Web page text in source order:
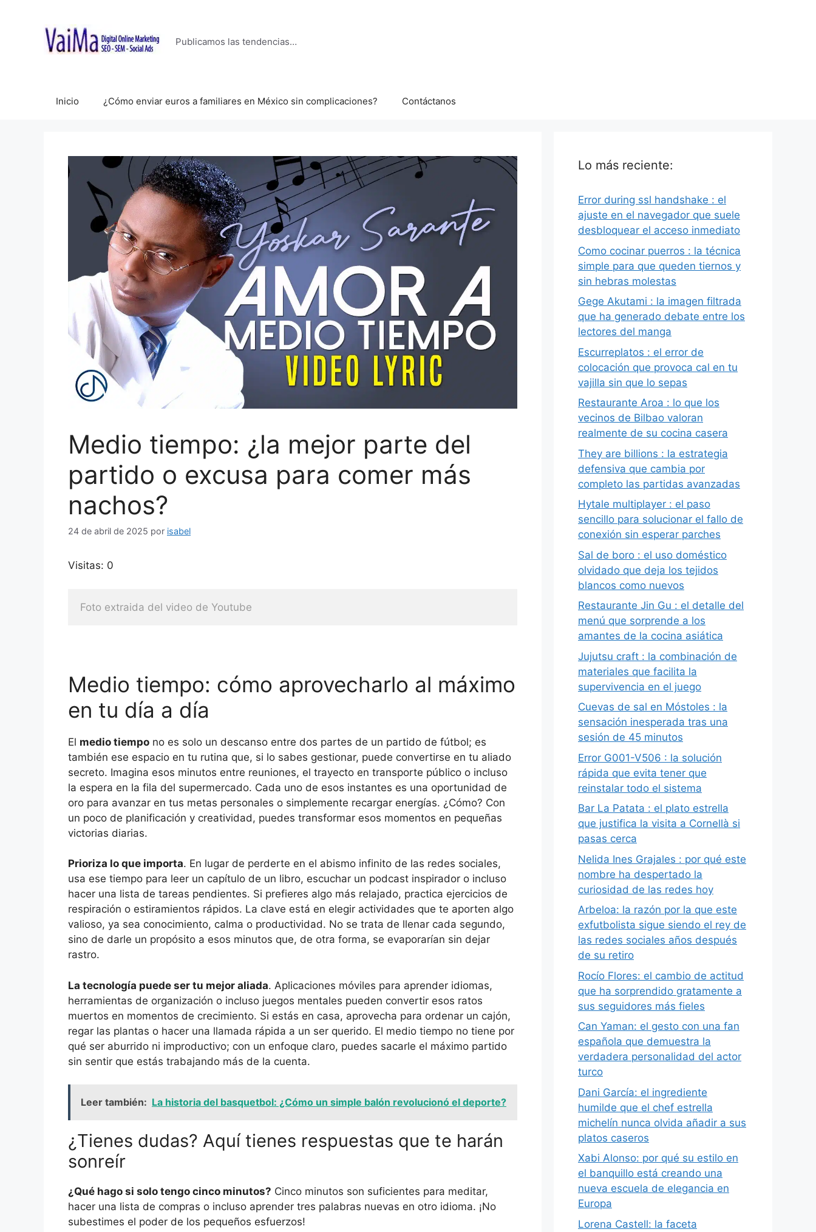
contenido
Publicamos las tendencias…
Inicio ¿Cómo enviar euros a familiares en México sin complicaciones? Contáctanos
Medio tiempo: ¿la mejor parte del
partido o excusa para comer más
nachos?
24 de abril de 2025 por isabel
Visitas: 0
Foto extraida del video de Youtube
Medio tiempo: cómo aprovecharlo al máximo
en tu día a día
El medio tiempo no es solo un descanso entre dos partes de un partido de fútbol; es
también ese espacio en tu rutina que, si lo sabes gestionar, puede convertirse en tu aliado
secreto. Imagina esos minutos entre reuniones, el trayecto en transporte público o incluso
la espera en la fila del supermercado. Cada uno de esos instantes es una oportunidad de
oro para avanzar en tus metas personales o simplemente recargar energías. ¿Cómo? Con
un poco de planificación y creatividad, puedes transformar esos momentos en pequeñas
victorias diarias.
Prioriza lo que importa. En lugar de perderte en el abismo infinito de las redes sociales,
usa ese tiempo para leer un capítulo de un libro, escuchar un podcast inspirador o incluso
hacer una lista de tareas pendientes. Si prefieres algo más relajado, practica ejercicios de
respiración o estiramientos rápidos. La clave está en elegir actividades que te aporten algo
valioso, ya sea conocimiento, calma o productividad. No se trata de llenar cada segundo,
sino de darle un propósito a esos minutos que, de otra forma, se evaporarían sin dejar
rastro.
La tecnología puede ser tu mejor aliada. Aplicaciones móviles para aprender idiomas,
herramientas de organización o incluso juegos mentales pueden convertir esos ratos
muertos en momentos de crecimiento. Si estás en casa, aprovecha para ordenar un cajón,
regar las plantas o hacer una llamada rápida a un ser querido. El medio tiempo no tiene por
qué ser aburrido ni improductivo; con un enfoque claro, puedes sacarle el máximo partido
sin sentir que estás trabajando más de la cuenta.
Leer también: La historia del basquetbol: ¿Cómo un simple balón revolucionó el deporte?
¿Tienes dudas? Aquí tienes respuestas que te harán
sonreír
¿Qué hago si solo tengo cinco minutos? Cinco minutos son suficientes para meditar,
hacer una lista de compras o incluso aprender tres palabras nuevas en otro idioma. ¡No
subestimes el poder de los pequeños esfuerzos!
Lo más reciente:
Error during ssl handshake : el
ajuste en el navegador que suele
desbloquear el acceso inmediato
Como cocinar puerros : la técnica
simple para que queden tiernos y
sin hebras molestas
Gege Akutami : la imagen filtrada
que ha generado debate entre los
lectores del manga
Escurreplatos : el error de
colocación que provoca cal en tu
vajilla sin que lo sepas
Restaurante Aroa : lo que los
vecinos de Bilbao valoran
realmente de su cocina casera
They are billions : la estrategia
defensiva que cambia por
completo las partidas avanzadas
Hytale multiplayer : el paso
sencillo para solucionar el fallo de
conexión sin esperar parches
Sal de boro : el uso doméstico
olvidado que deja los tejidos
blancos como nuevos
Restaurante Jin Gu : el detalle del
menú que sorprende a los
amantes de la cocina asiática
Jujutsu craft : la combinación de
materiales que facilita la
supervivencia en el juego
Cuevas de sal en Móstoles : la
sensación inesperada tras una
sesión de 45 minutos
Error G001-V506 : la solución
rápida que evita tener que
reinstalar todo el sistema
Bar La Patata : el plato estrella
que justifica la visita a Cornellà si
pasas cerca
Nelida Ines Grajales : por qué este
nombre ha despertado la
curiosidad de las redes hoy
Arbeloa: la razón por la que este
exfutbolista sigue siendo el rey de
las redes sociales años después
de su retiro
Rocío Flores: el cambio de actitud
que ha sorprendido gratamente a
sus seguidores más fieles
Can Yaman: el gesto con una fan
española que demuestra la
verdadera personalidad del actor
turco
Dani García: el ingrediente
humilde que el chef estrella
michelín nunca olvida añadir a sus
platos caseros
Xabi Alonso: por qué su estilo en
el banquillo está creando una
nueva escuela de elegancia en
Europa
Lorena Castell: la faceta